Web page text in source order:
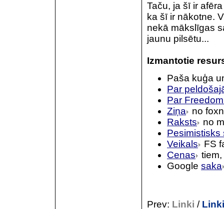
Taču, ja šī ir
ka šī ir nākotne.
nekā mākslīgas
jaunu pilsētu...
Izmantotie
Paša kuģa
Par
Par
Ziņa
no
Raksts
no
Pesimistisks
Veikals
FS
Cenas
Google saka
Prev: Linki /